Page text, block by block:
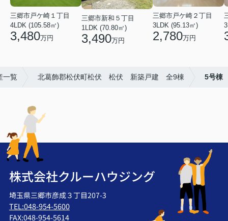
三郷市戸ケ崎１丁目
4LDK (105.58㎡)
3,480万円
三郷市新和５丁目
1LDK (70.80㎡)
3,490万円
三郷市戸ケ崎２丁目
3LDK (95.13㎡)
2,780万円
一覧 北葛飾郡松伏町松伏 松伏 新築戸建 全9棟 5号棟
株式会社クルーハウジング
埼玉県三郷市彦成３丁目207-3
TEL:048-954-5600
FAX:048-954-5614